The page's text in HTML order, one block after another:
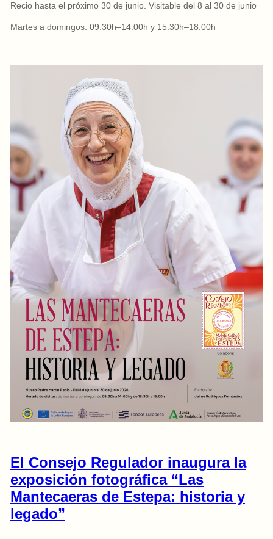
Recio hasta el próximo 30 de junio. Visitable del 8 al 30 de junio
Martes a domingos: 09:30h–14:00h y 15:30h–18:00h
El Consejo Regulador inaugura la
exposición fotográfica “Las
Mantecaeras de Estepa: historia y
legado”